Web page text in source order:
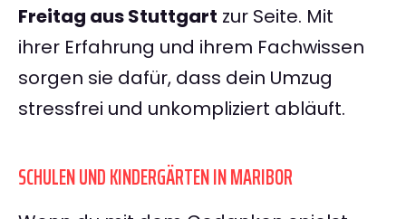
Freitag aus Stuttgart zur Seite. Mit
ihrer Erfahrung und ihrem Fachwissen
sorgen sie dafür, dass dein Umzug
stressfrei und unkompliziert abläuft.
SCHULEN UND KINDERGÄRTEN IN MARIBOR